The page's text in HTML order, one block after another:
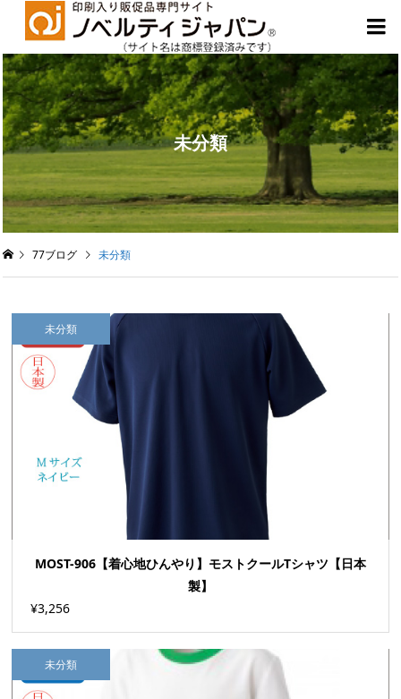

未分類
77ブログ 未分類
MOST-906【着心地ひんやり】モストクールTシャツ【日本
製】
¥3,256
未分類
未分類